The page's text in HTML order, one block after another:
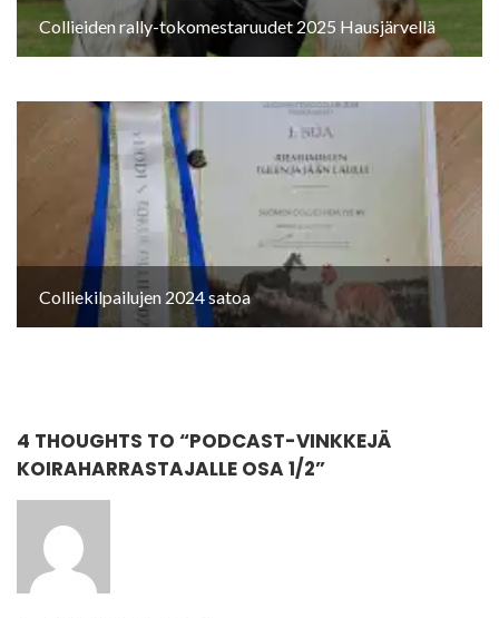
Collieiden rally-tokomestaruudet 2025 Hausjärvellä
Colliekilpailujen 2024 satoa
4 THOUGHTS TO “PODCAST-VINKKEJÄ
KOIRAHARRASTAJALLE OSA 1/2”